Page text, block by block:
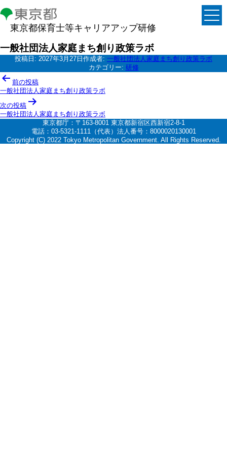
東京都保育士等キャリアアップ研修
一般社団法人家庭まち創り政策ラボ
投稿日: 2027年3月27日 作成者: 一般社団法人家庭まち創り政策ラボ
カテゴリー: 研修
投
稿
ナ
ビ
ー
前の投稿
一般社団法人家庭まち創り政策ラボ
次の投稿
一般社団法人家庭まち創り政策ラボ
東京都庁：〒163-8001 東京都新宿区西新宿2-8-1
電話：03-5321-1111（代表）法人番号：8000020130001
Copyright (C) 2022 Tokyo Metropolitan Government. All Rights Reserved.